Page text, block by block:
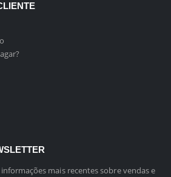
mais recentes sobre vendas e